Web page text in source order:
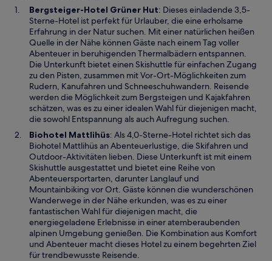
Bergsteiger-Hotel Grüner HutW
i
r
d
i
n
e
i
n
e
m
e
u
e
n
F
e
n
s
t
e
r
: Dieses einladende 3,5-
Sterne-Hotel ist perfekt für Urlauber, die eine erholsame
Erfahrung in der Natur suchen. Mit einer natürlichen heißen
Quelle in der Nähe können Gäste nach einem Tag voller
Abenteuer in beruhigenden Thermalbädern entspannen.
Die Unterkunft bietet einen Skishuttle für einfachen Zugang
zu den Pisten, zusammen mit Vor-Ort-Möglichkeiten zum
Rudern, Kanufahren und Schneeschuhwandern. Reisende
werden die Möglichkeit zum Bergsteigen und Kajakfahren
schätzen, was es zu einer idealen Wahl für diejenigen macht,
die sowohl Entspannung als auch Aufregung suchen.
Biohotel MattlihüsW
i
r
d
i
n
e
i
n
e
m
n
: Als 4,0-Sterne-Hotel richtet sich das
Biohotel Mattlihüs an Abenteuerlustige, die Skifahren und
Outdoor-Aktivitäten lieben. Diese Unterkunft ist mit einem
Skishuttle ausgestattet und bietet eine Reihe von
Abenteuersportarten, darunter Langlauf und
Mountainbiking vor Ort. Gäste können die wunderschönen
Wanderwege in der Nähe erkunden, was es zu einer
fantastischen Wahl für diejenigen macht, die
energiegeladene Erlebnisse in einer atemberaubenden
alpinen Umgebung genießen. Die Kombination aus Komfort
und Abenteuer macht dieses Hotel zu einem begehrten Ziel
für trendbewusste Reisende.